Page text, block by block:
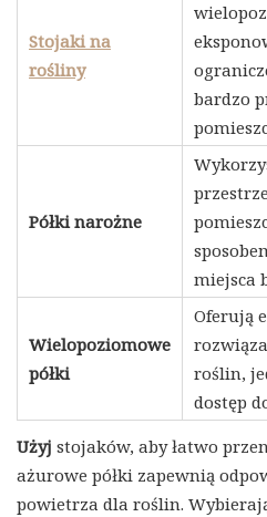
Stojaki na
rośliny
bardzo
Półki narożne
miejsca
Wielopoziomowe
półki
Oferują
roślin,
dostęp
Użyj stojaków, aby łatwo
ażurowe półki zapewnią
powietrza dla roślin.